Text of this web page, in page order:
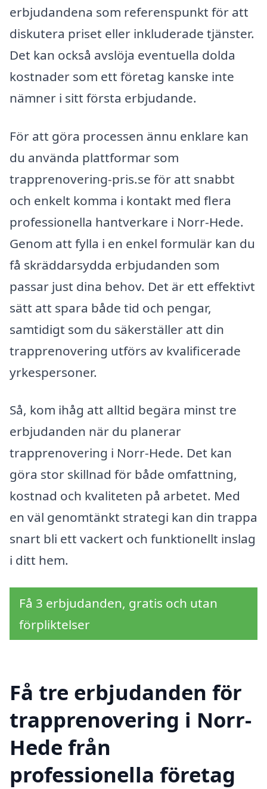
erbjudandena som referenspunkt för att
diskutera priset eller inkluderade tjänster.
Det kan också avslöja eventuella dolda
kostnader som ett företag kanske inte
nämner i sitt första erbjudande.
För att göra processen ännu enklare kan
du använda plattformar som
trapprenovering-pris.se för att snabbt
och enkelt komma i kontakt med flera
professionella hantverkare i Norr-Hede.
Genom att fylla i en enkel formulär kan du
få skräddarsydda erbjudanden som
passar just dina behov. Det är ett effektivt
sätt att spara både tid och pengar,
samtidigt som du säkerställer att din
trapprenovering utförs av kvalificerade
yrkespersoner.
Så, kom ihåg att alltid begära minst tre
erbjudanden när du planerar
trapprenovering i Norr-Hede. Det kan
göra stor skillnad för både omfattning,
kostnad och kvaliteten på arbetet. Med
en väl genomtänkt strategi kan din trappa
snart bli ett vackert och funktionellt inslag
i ditt hem.
Få 3 erbjudanden, gratis och utan
förpliktelser
Få tre erbjudanden för
trapprenovering i Norr-
Hede från
professionella företag